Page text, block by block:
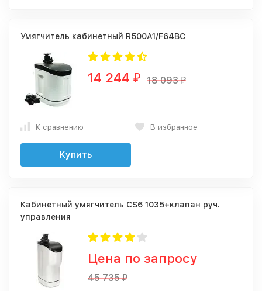
Умягчитель кабинетный R500A1/F64BC
14 244 ₽ 18 093₽
К сравнению В избранное
Купить
Кабинетный умягчитель CS6 1035+клапан руч.
управления
Цена по запросу
45 735₽